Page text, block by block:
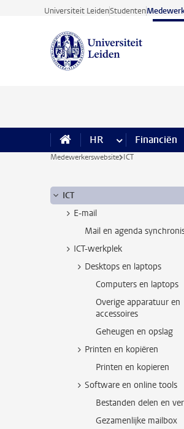
Ga direct naar de inhoud
Universiteit LeidenStudenten
HR meer HR pagina’s
Financiën
Medewerkerswebsite ICT
ICT
E-mail
Mail en agenda
ICT-werkplek
Desktops en laptops
Computers en laptops
Overige apparatuur en
accessoires
Geheugen en opslag
Printen en kopiëren
Printen en kopieren
Software en online tools
Bestanden delen en
Gezamenlijke mailbox